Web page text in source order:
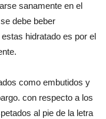
sanamente en el
debe beber
hidratado es por el
como embutidos y
con respecto a los
al pie de la letra